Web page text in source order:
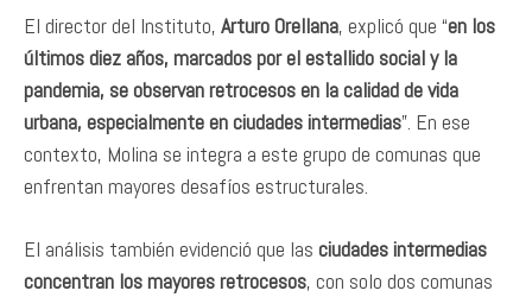
El director del Instituto, Arturo Orellana, explicó que “en los
últimos diez años, marcados por el estallido social y la
pandemia, se observan retrocesos en la calidad de vida
urbana, especialmente en ciudades intermedias”. En ese
contexto, Molina se integra a este grupo de comunas que
enfrentan mayores desafíos estructurales.
El análisis también evidenció que las ciudades intermedias
concentran los mayores retrocesos, con solo dos comunas